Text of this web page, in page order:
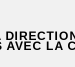
LA